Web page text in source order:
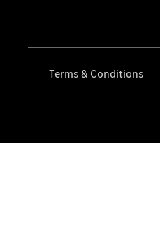
Terms & Conditions